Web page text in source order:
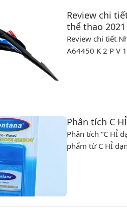
Review chi
thể thao 2021
Review chi tiết
A64450 K 2 P V
Phân tích C
Phân tích “C HỈ
phẩm từ C HỈ